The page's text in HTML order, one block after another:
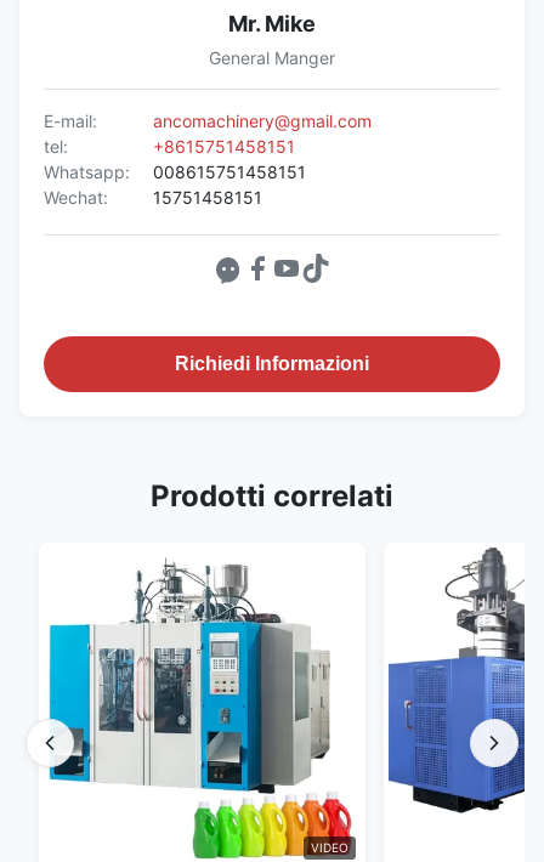
Mr. Mike
General Manger
E-mail:
ancomachinery@gmail.com
tel:
+8615751458151
Whatsapp:
008615751458151
Wechat:
15751458151
Richiedi Informazioni
Prodotti correlati
VIDEO